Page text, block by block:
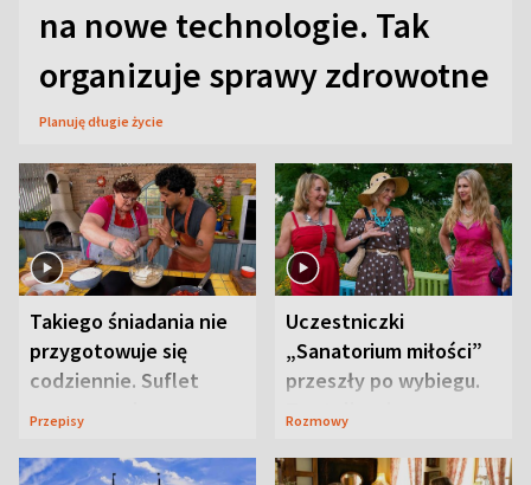
na nowe technologie. Tak
organizuje sprawy zdrowotne
Planuję długie życie
Takiego śniadania nie
przygotowuje się
codziennie. Suflet
serowy zachwyca
Przepisy
Uczestniczki
„Sanatorium miłości”
przeszły po wybiegu.
Te stylizacje
Rozmowy